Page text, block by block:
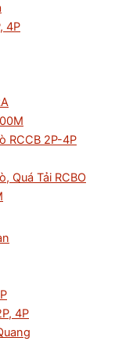
4P
RCCB 2P-4P
Quá Tải RCBO
4P